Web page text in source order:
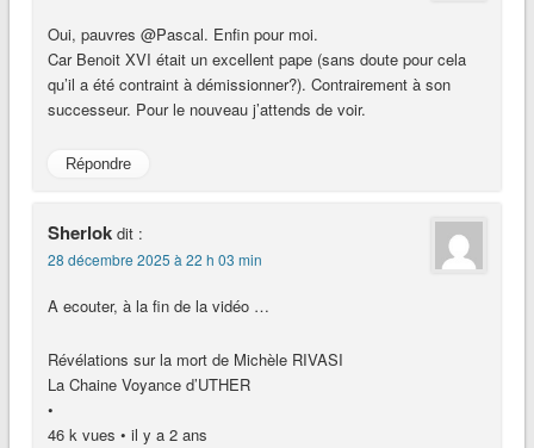
Oui, pauvres @Pascal. Enfin pour moi.
Car Benoit XVI était un excellent pape (sans doute pour cela
qu’il a été contraint à démissionner?). Contrairement à son
successeur. Pour le nouveau j’attends de voir.
Répondre
Sherlok dit :
28 décembre 2025 à 22 h 03 min
A ecouter, à la fin de la vidéo …
Révélations sur la mort de Michèle RIVASI
La Chaine Voyance d’UTHER
•
46 k vues • il y a 2 ans